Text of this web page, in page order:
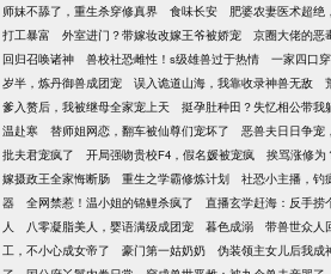
师妹不舔了，重生杀穿修真界
食味长安 肥婆农妻医术超绝
打工暴富
外室进门？带嫁妆改嫁王爷被娇宠 京圈大佬的恶
回归召唤诸神
兽校社恐雌性！s级雄兽过于热情 一家四口
岁半，炼丹御兽成团宠
误入诡道山海，我靠收录神兽无敌
爹入赘后，我被继母全家宠上天
挺孕肚种田？失忆相公带我
温赴寒
替师姐网恋，翻车被仙尊们宠坏了 恶兽夫日日争宠
批夫君宠疯了
开局强吻贵校F4，假名媛被宠疯 挨骂涨修为
嫁摄政王全家悔断肠
重生之学霸修炼计划 社恐小主播，钓
器
全网禁惹！温小姐的锦鲤杀疯了 直播玄学赶海：反手捞
人
八零凝脂美人，婴语满级成团宠 暮色成溺 带兽世众人
工，不小心成女帝了
豪门第一姑奶奶 伪装领主女儿后我成